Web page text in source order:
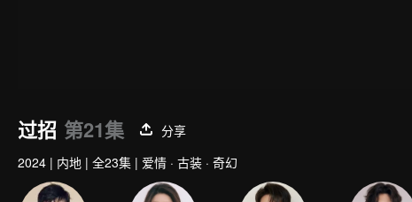
过招 第21集
分享
2024 | 内地 | 全23集 | 爱情 · 古装 · 奇幻